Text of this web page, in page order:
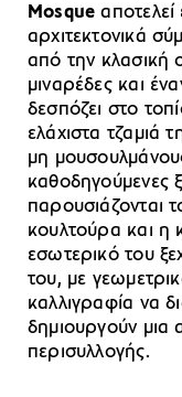
Mosque
αρχιτεκτονικά
από την κλασική
μιναρέδες και
δεσπόζει στο
ελάχιστα τζαμιά
μη
καθοδηγούμενες
παρουσιάζονται
κουλτούρα και η
εσωτερικό του
του, με
καλλιγραφία να
δημιουργούν μια
περισυλλογής.